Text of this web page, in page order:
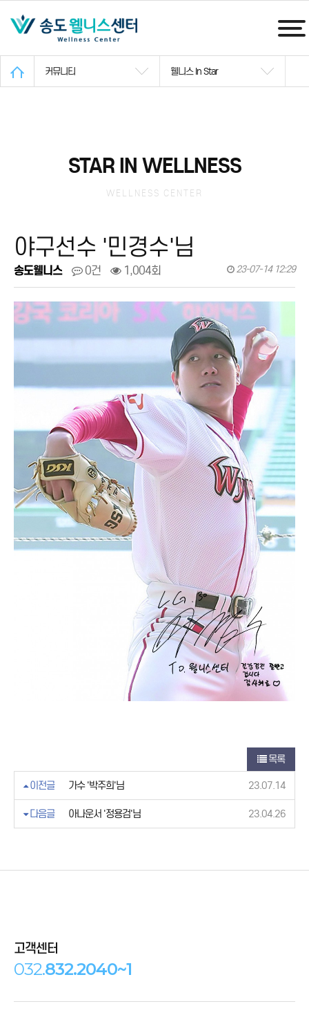
커뮤니티 웰니스 In Star
STAR IN WELLNESS
WELLNESS CENTER
야구선수 '민경수'님
송도웰니스 0건 1,004회 23-07-14 12:29
목록
이전글 가수 '박주희'님 23.07.14
다음글 아나운서 '정용검'님 23.04.26
고객센터
032.832.2040~1